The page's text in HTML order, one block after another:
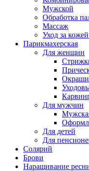
Мужской
Обработка
Массаж
Уход за
Парикмахерская
Для женщин
Для мужчин
Для детей
Для
Солярий
Брови
Наращивание